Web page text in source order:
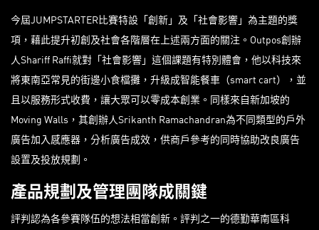
今屆JUMPSTARTER比賽特設「創新」及「社會影響」為主題的獎
項，藉此提升初創及社會各階層在上述兩方面的關注。Outpos創辦
人Shariff Raffi就對「社會影響」這個課題有特別體會，他以科技來
將東南亞常見的街邊小食檔攤，升級成智能餐車（smart cart），並
且以服務形式收費，讓大眾可以零成本創業。同樣來自新加坡的
Moving Walls，其創辦人Srikanth Ramachandran為不同類型的戶外
廣告加入感應器，分析廣告成效，供商戶參考的同時協助改良廣告
設置及投放規劃。
產品規劃及管理團隊成關鍵
評判認為各參賽隊伍的想法相當創新。評判之一的德勤華南區科